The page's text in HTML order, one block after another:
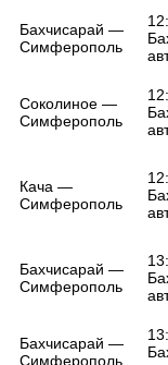
Бахчисарай —
Симферополь
Соколиное —
Симферополь
Кача —
Симферополь
Бахчисарай —
Симферополь
Бахчисарай —
Симферополь